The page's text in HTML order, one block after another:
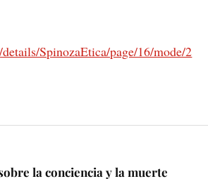
SpinozaEtica/page/16/mode/2
la conciencia y la muerte